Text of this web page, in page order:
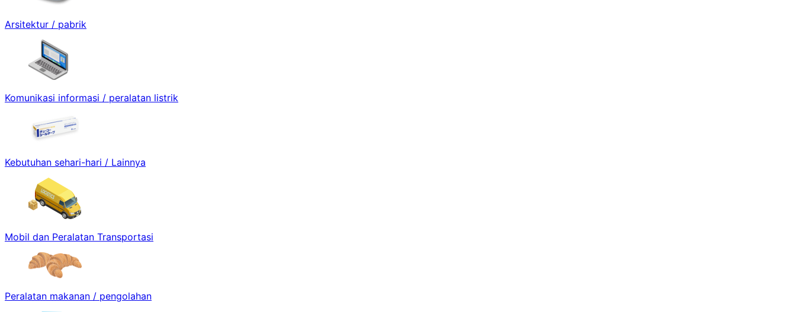
Arsitektur / pabrik
Komunikasi informasi / peralatan listrik
Kebutuhan sehari-hari / Lainnya
Mobil dan Peralatan Transportasi
Peralatan makanan / pengolahan